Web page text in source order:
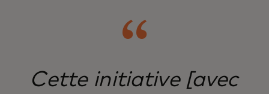
​Cette initiative [avec